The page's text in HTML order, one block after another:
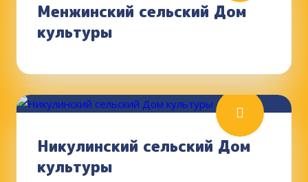
Менжинский сельский Дом
культуры
Никулинский сельский Дом
культуры